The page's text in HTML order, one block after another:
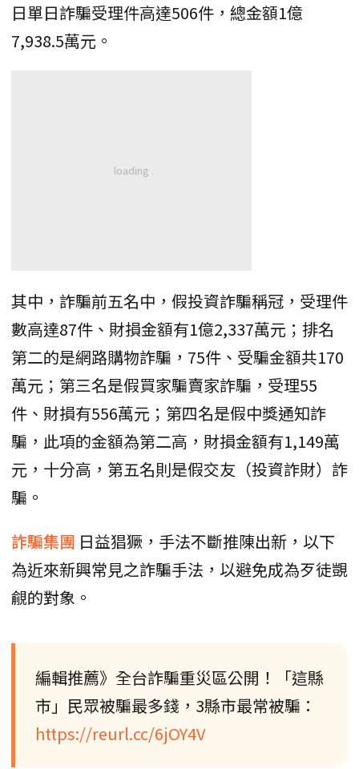
日單日詐騙受理件高達506件，總金額1億
7,938.5萬元。
其中，詐騙前五名中，假投資詐騙稱冠，受理件
數高達87件、財損金額有1億2,337萬元；排名
第二的是網路購物詐騙，75件、受騙金額共170
萬元；第三名是假買家騙賣家詐騙，受理55
件、財損有556萬元；第四名是假中獎通知詐
騙，此項的金額為第二高，財損金額有1,149萬
元，十分高，第五名則是假交友（投資詐財）詐
騙。
詐騙集團 日益猖獗，手法不斷推陳出新，以下
為近來新興常見之詐騙手法，以避免成為歹徒覬
覦的對象。
編輯推薦》全台詐騙重災區公開！「這縣
市」民眾被騙最多錢，3縣市最常被騙：
https://reurl.cc/6jOY4V